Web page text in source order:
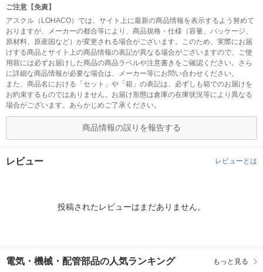
ご注意【免責】
アスクル（LOHACO）では、サイト上に最新の商品情報を表示するよう努めて
おりますが、メーカーの都合等により、商品規格・仕様（容量、パッケージ、
原材料、原産国など）が変更される場合がございます。このため、実際にお届
けする商品とサイト上の商品情報の表記が異なる場合がございますので、ご使
用前には必ずお届けした商品の商品ラベルや注意書きをご確認ください。さら
に詳細な商品情報が必要な場合は、メーカー等にお問い合わせください。
また、商品名における「セット」や「箱」の表記は、必ずしも箱でのお届けを
お約束するものではありません。お届け形態は倉庫の在庫状況等により異なる
場合がございます。あらかじめご了承ください。
商品情報の誤りを報告する
レビュー レビューとは
投稿されたレビューはまだありません。
電気・機械・配管部品の人気ランキング もっと見る